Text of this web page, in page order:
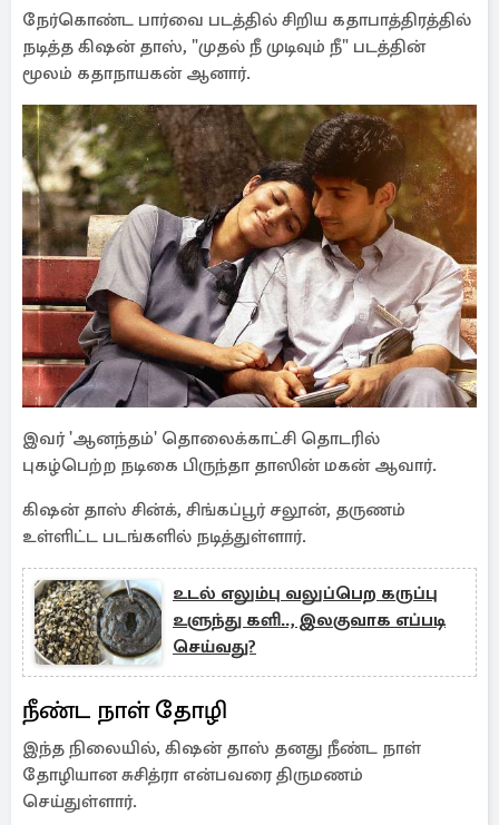
நேர்கொண்ட பார்வை படத்தில் சிறிய கதாபாத்திரத்தில்
நடித்த கிஷன் தாஸ், "முதல் நீ முடிவும் நீ" படத்தின்
மூலம் கதாநாயகன் ஆனார்.
இவர் 'ஆனந்தம்' தொலைக்காட்சி தொடரில்
புகழ்பெற்ற நடிகை பிருந்தா தாஸின் மகன் ஆவார்.
கிஷன் தாஸ் சின்க், சிங்கப்பூர் சலூன், தருணம்
உள்ளிட்ட படங்களில் நடித்துள்ளார்.
உடல் எலும்பு வலுப்பெற கருப்பு
உளுந்து களி.., இலகுவாக எப்படி
செய்வது?
நீண்ட நாள் தோழி
இந்த நிலையில், கிஷன் தாஸ் தனது நீண்ட நாள்
தோழியான சுசித்ரா என்பவரை திருமணம்
செய்துள்ளார்.